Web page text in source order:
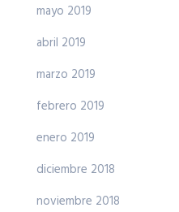
mayo 2019
abril 2019
marzo 2019
febrero 2019
enero 2019
diciembre 2018
noviembre 2018